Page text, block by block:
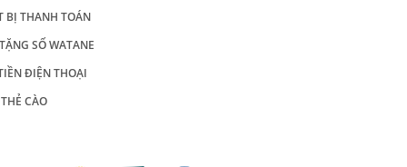
BỊ THANH TOÁN
SỐ WATANE
ĐIỆN THOẠI
CÀO